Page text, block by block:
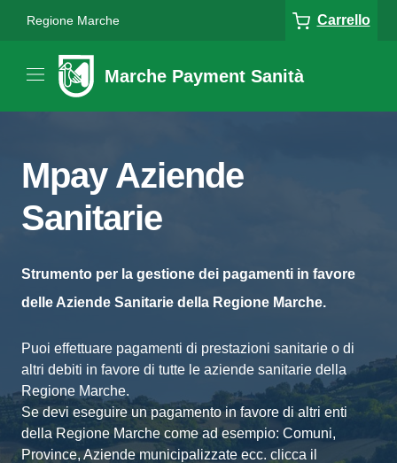
Regione Marche Carrello
Marche Payment Sanità
Mpay Aziende
Sanitarie
Strumento per la gestione dei pagamenti in favore
delle Aziende Sanitarie della Regione Marche.
Puoi effettuare pagamenti di prestazioni sanitarie o di
altri debiti in favore di tutte le aziende sanitarie della
Regione Marche.
Se devi eseguire un pagamento in favore di altri enti
della Regione Marche come ad esempio: Comuni,
Province, Aziende municipalizzate ecc. clicca il